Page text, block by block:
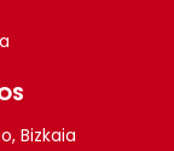
Bizkaia